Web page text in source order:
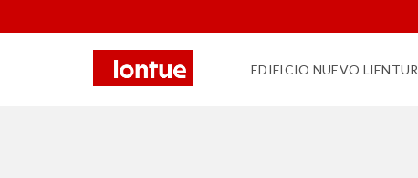
EDIFICIO NUEVO LIENTUR